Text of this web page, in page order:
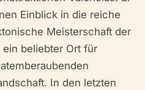
Einblick in die reiche
Meisterschaft der
ein beliebter Ort für
In den letzten